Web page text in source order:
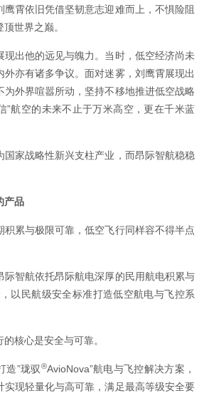
鹰霄依旧凭借坚韧意志迎难而上，不惧险阻
世界之巅。
现出他的远见与魄力。当时，低空经济尚未
外亦有诸多争议。面对迷雾，刘鹰霄展现出
为外界喧嚣所动，坚持不移地推进低空战略
”航空的未来不止于万米高空，更在千米蓝
国家战略性新兴支柱产业，而昂际智航稳稳
产品
积累与极限可靠，低空飞行同样容不得半点
际智航依托昂际航电深厚的民用航电积累与
以民航级安全标准打造低空航电与飞控系
核心是安全与可靠。
造”珑驭®AvioNova”航电与飞控解决方案，
实现轻量化与高可靠，满足最高等级安全要